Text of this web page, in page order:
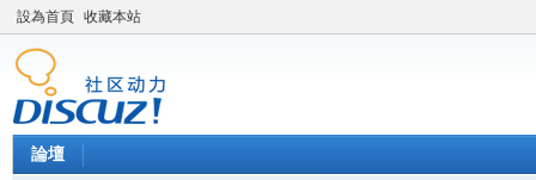
設為首頁 收藏本站
論壇